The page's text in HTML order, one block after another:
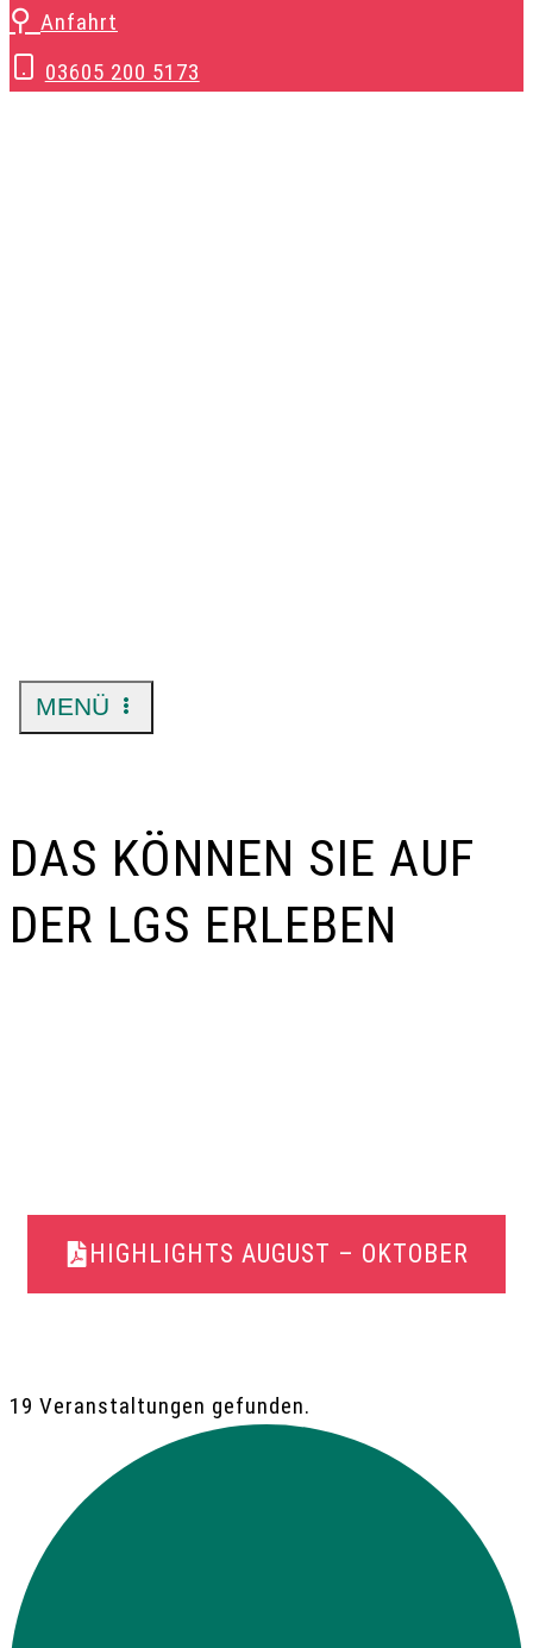
Zum
Inhalt
springen
⚲ Anfahrt
03605 200 5173
MENÜ
DAS KÖNNEN SIE AUF
DER LGS ERLEBEN
HIGHLIGHTS AUGUST – OKTOBER
19 Veranstaltungen gefunden.